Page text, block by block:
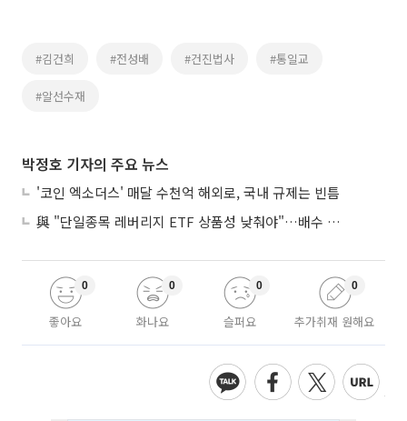
#김건희 #전성배 #건진법사 #통일교
#알선수재
박정호 기자의 주요 뉴스
'코인 엑소더스' 매달 수천억 해외로, 국내 규제는 빈틈
與 "단일종목 레버리지 ETF 상품성 낮춰야"…배수 조정안도 거론
좋아요
0
화나요
0
슬퍼요
0
추가취재 원해요
0